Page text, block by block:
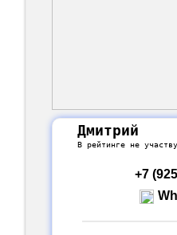
Дмитрий
В рейтинге не
+7